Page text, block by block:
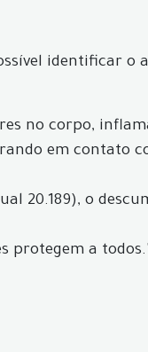
identificar o
no corpo,
em contato
20.189), o
protegem a